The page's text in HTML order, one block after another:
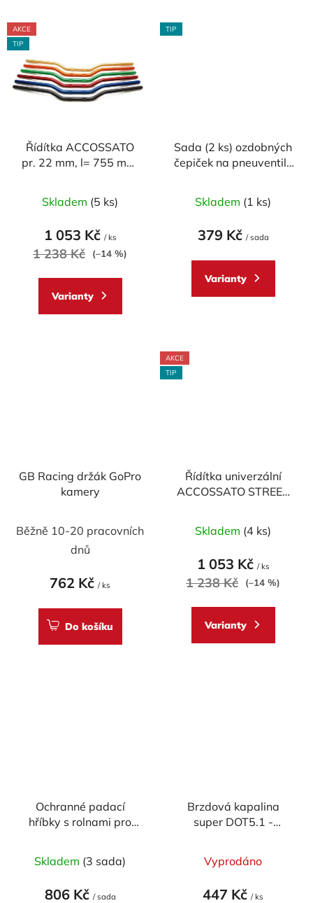
AKCE
TIP
Řídítka ACCOSSATO
pr. 22 mm, l= 755 mm,
hodnocení
produktu
je
5
Skladem (5 ks)
1 053 Kč / ks
1 238 Kč (–14 %)
Varianty
TIP
Sada (2 ks) ozdobných
čepiček na pneuventily
hodnocení
produktu
5,0
z
Skladem (1 ks)
379 Kč / sada
Varianty
GB Racing držák GoPro
kamery
Běžně 10-20 pracovních
dnů
762 Kč / ks
Do košíku
AKCE
TIP
Řídítka univerzální
ACCOSSATO STREET
hodnocení
produktu
je
5
Skladem (4 ks)
1 053 Kč / ks
1 238 Kč (–14 %)
Varianty
Ochranné padací
hříbky s rolnami pro
M6
Skladem (3 sada)
806 Kč / sada
Brzdová kapalina
super DOT5.1 -
Vyprodáno
447 Kč / ks